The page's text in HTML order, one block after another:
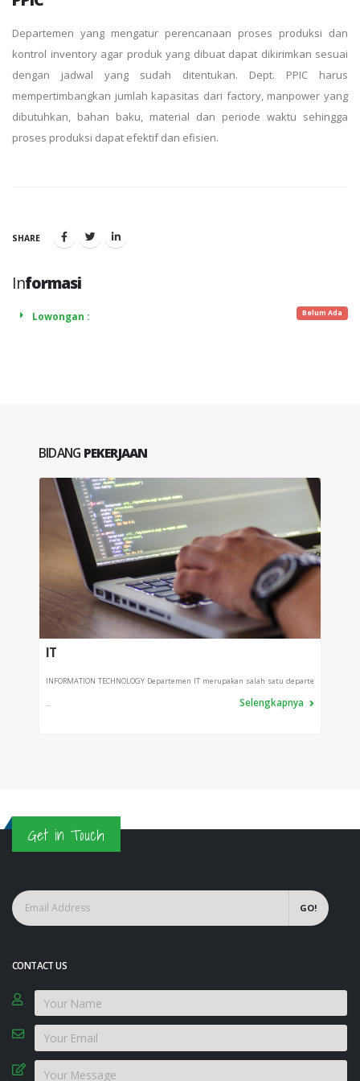
Departemen yang mengatur perencanaan proses produksi dan
kontrol inventory agar produk yang dibuat dapat dikirimkan sesuai
dengan jadwal yang sudah ditentukan. Dept. PPIC harus
mempertimbangkan jumlah kapasitas dari factory, manpower yang
dibutuhkan, bahan baku, material dan periode waktu sehingga
proses produksi dapat efektif dan efisien.
SHARE
Informasi
Lowongan : Belum Ada
BIDANG PEKERJAAN
IT
INFORMATION TECHNOLOGY Departemen IT merupakan salah satu departe
... Selengkapnya
Get in Touch
GO!
CONTACT US